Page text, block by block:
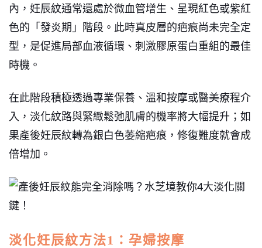
內，妊辰紋通常還處於微血管增生、呈現紅色或紫紅
色的「發炎期」階段。此時真皮層的疤痕尚未完全定
型，是促進局部血液循環、刺激膠原蛋白重組的最佳
時機。
在此階段積極透過專業保養、溫和按摩或醫美療程介
入，淡化紋路與緊緻鬆弛肌膚的機率將大幅提升；如
果產後妊辰紋轉為銀白色萎縮疤痕，修復難度就會成
倍增加。
淡化妊辰紋方法1：孕婦按摩